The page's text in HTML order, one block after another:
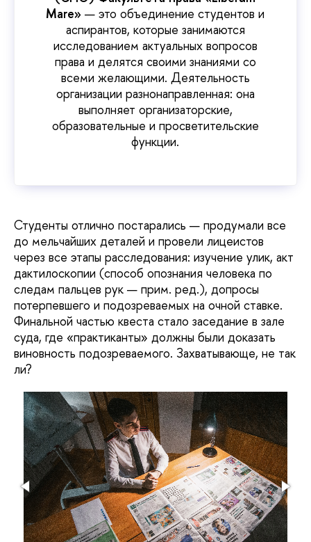
Mare» — это объединение студентов и
аспирантов, которые занимаются
исследованием актуальных вопросов
права и делятся своими знаниями со
всеми желающими. Деятельность
организации разнонаправленная: она
выполняет организаторские,
образовательные и просветительские
функции.
Студенты отлично постарались — продумали все
до мельчайших деталей и провели лицеистов
через все этапы расследования: изучение улик, акт
дактилоскопии (способ опознания человека по
следам пальцев рук — прим. ред.), допросы
потерпевшего и подозреваемых на очной ставке.
Финальной частью квеста стало заседание в зале
суда, где «практиканты» должны были доказать
виновность подозреваемого. Захватывающе, не так
ли?